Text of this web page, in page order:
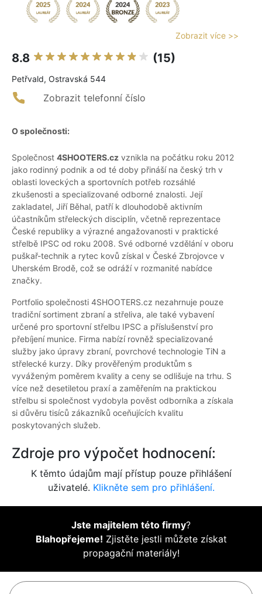
Zobrazit více >>
8.8 (15)
Petřvald, Ostravská 544
Zobrazit telefonní číslo
O společnosti:
Společnost 4SHOOTERS.cz vznikla na počátku roku 2012
jako rodinný podnik a od té doby přináší na český trh v
oblasti loveckých a sportovních potřeb rozsáhlé
zkušenosti a specializované odborné znalosti. Její
zakladatel, Jiří Běhal, patří k dlouhodobě aktivním
účastníkům střeleckých disciplín, včetně reprezentace
České republiky a výrazné angažovanosti v praktické
střelbě IPSC od roku 2008. Své odborné vzdělání v oboru
puškař-technik a rytec kovů získal v České Zbrojovce v
Uherském Brodě, což se odráží v rozmanité nabídce
značky.
Portfolio společnosti 4SHOOTERS.cz nezahrnuje pouze
tradiční sortiment zbraní a střeliva, ale také vybavení
určené pro sportovní střelbu IPSC a příslušenství pro
přebíjení munice. Firma nabízí rovněž specializované
služby jako úpravy zbraní, povrchové technologie TiN a
střelecké kurzy. Díky prověřeným produktům s
vyváženým poměrem kvality a ceny se odlišuje na trhu. S
více než desetiletou praxí a zaměřením na praktickou
střelbu si společnost vydobyla pověst odborníka a získala
si důvěru tisíců zákazníků oceňujících kvalitu
poskytovaných služeb.
Zdroje pro výpočet hodnocení:
K těmto údajům mají přístup pouze přihlášení
uživatelé. Klikněte sem pro přihlášení.
Jste majitelem této firmy?
Blahopřejeme! Zjistěte jestli můžete získat
propagační materiály!